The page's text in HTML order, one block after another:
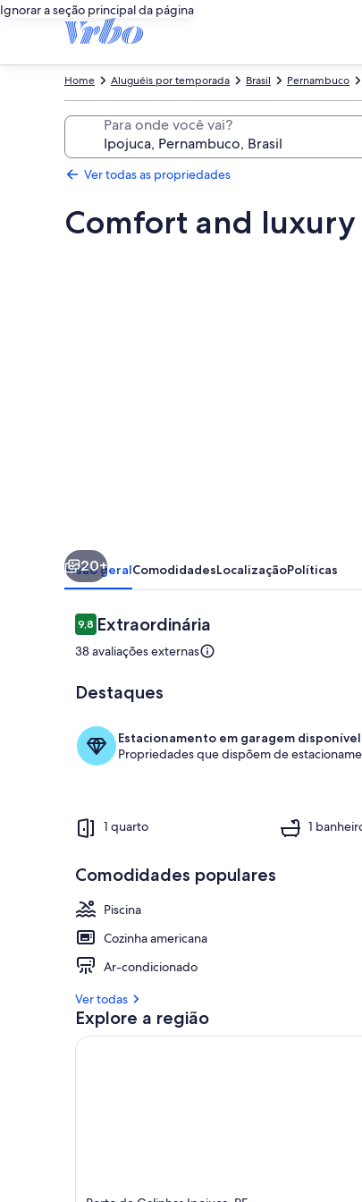
Ignorar a seção principal da página
Pernambuco
Brasil
Aluguéis por temporada
Home
Para onde você vai?
Ver todas as propriedades
Comfort and
ocean!
20+
Visão geralComodidadesLocalizaçãoPolíticas
Avaliações
9,89,8 de 10
Extraordinária
38 avaliações externas
Destaques
Estacionamento em garagem disponível
Propriedades que dispõem de
1 quarto 1
Comodidades populares
Piscina
Cozinha americana
Ar-condicionado
Ver todas
Explore a região